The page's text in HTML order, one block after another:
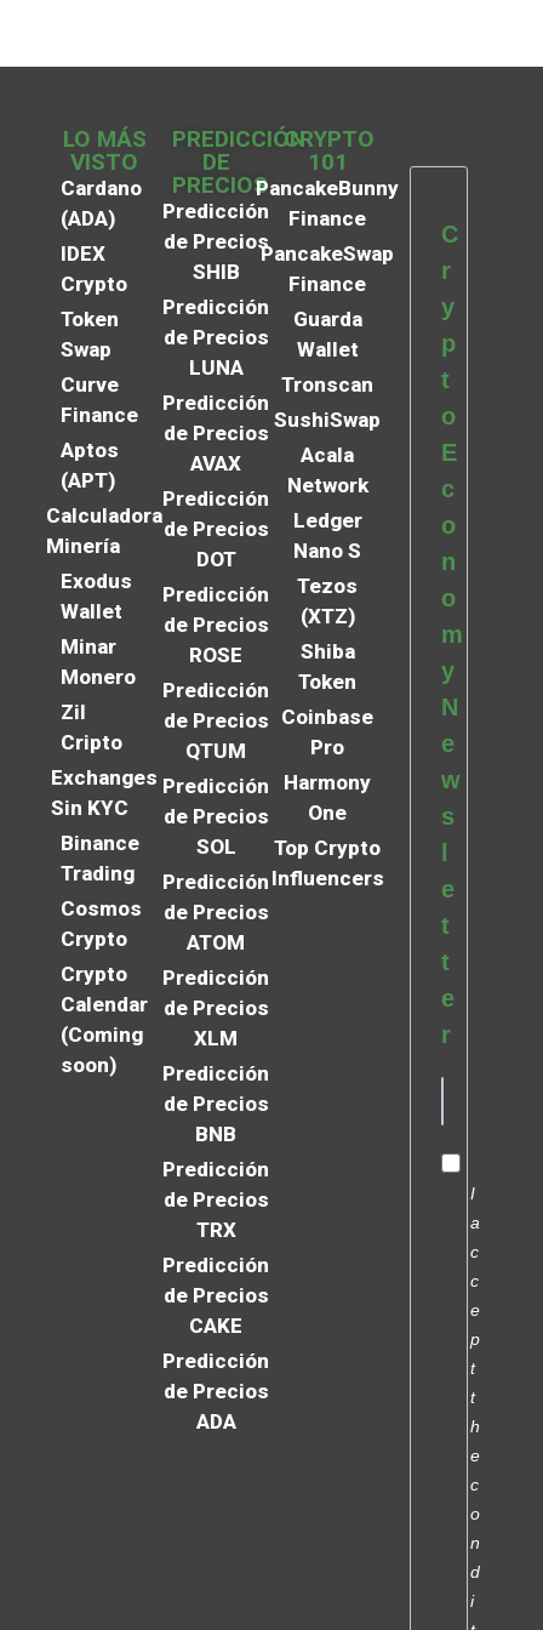
LO MÁS
VISTO
Cardano
(ADA)
IDEX
Crypto
Token
Swap
Curve
Finance
Aptos
(APT)
Calculadora
Minería
Exodus
Wallet
Minar
Monero
Zil
Cripto
Exchanges
Sin KYC
Binance
Trading
Cosmos
Crypto
Crypto
Calendar
(Coming
soon)
PREDICCIÓN
DE
PRECIOS
Predicción
de Precios
SHIB
Predicción
de Precios
LUNA
Predicción
de Precios
AVAX
Predicción
de Precios
DOT
Predicción
de Precios
ROSE
Predicción
de Precios
QTUM
Predicción
de Precios
SOL
Predicción
de Precios
ATOM
Predicción
de Precios
XLM
Predicción
de Precios
BNB
Predicción
de Precios
TRX
Predicción
de Precios
CAKE
Predicción
de Precios
ADA
CRYPTO
101
PancakeBunny
Finance
PancakeSwap
Finance
Guarda
Wallet
Tronscan
SushiSwap
Acala
Network
Ledger
Nano S
Tezos
(XTZ)
Shiba
Token
Coinbase
Pro
Harmony
One
Top Crypto
Influencers
C
r
y
p
t
o
E
c
o
n
o
m
y
N
e
w
s
e
t
t
e
r
I
a
c
c
e
p
t
t
h
e
c
o
n
d
i